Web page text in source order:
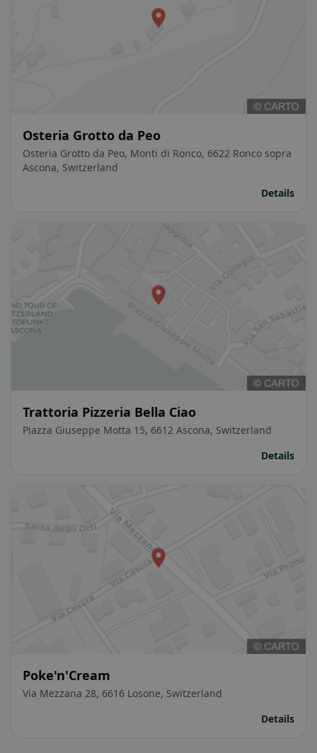
Osteria Grotto da Peo
Osteria Grotto da Peo, Monti di Ronco, 6622 Ronco sopra
Ascona, Switzerland
Details
Trattoria Pizzeria Bella Ciao
Piazza Giuseppe Motta 15, 6612 Ascona, Switzerland
Details
Poke'n'Cream
Via Mezzana 28, 6616 Losone, Switzerland
Details